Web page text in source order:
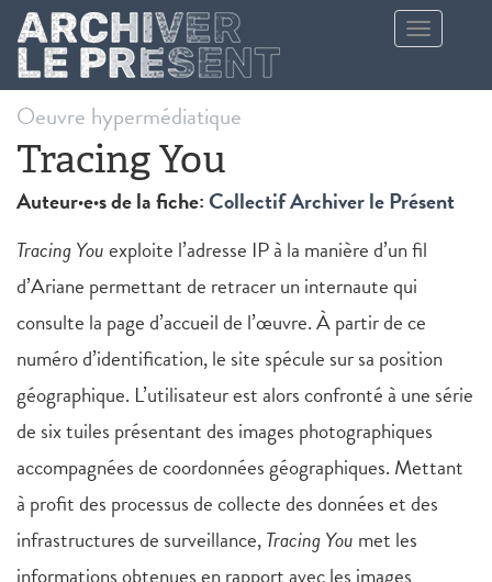
Aller au contenu principal
Toggle
navigation
Oeuvre hypermédiatique
Tracing You
Auteur·e·s de la fiche:Collectif Archiver le Présent
Tracing Youexploite l’adresse IP à la manière d’un fil
d’Ariane permettant de retracer un internaute qui
consulte la page d’accueil de l’œuvre. À partir de ce
numéro d’identification, le site spécule sur sa position
géographique. L’utilisateur est alors confronté à une série
de six tuiles présentant des images photographiques
accompagnées de coordonnées géographiques. Mettant
à profit des processus de collecte des données et des
infrastructures de surveillance,Tracing You met les